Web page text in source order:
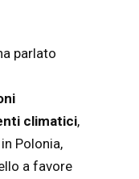
parlato
climatici,
Polonia,
a favore